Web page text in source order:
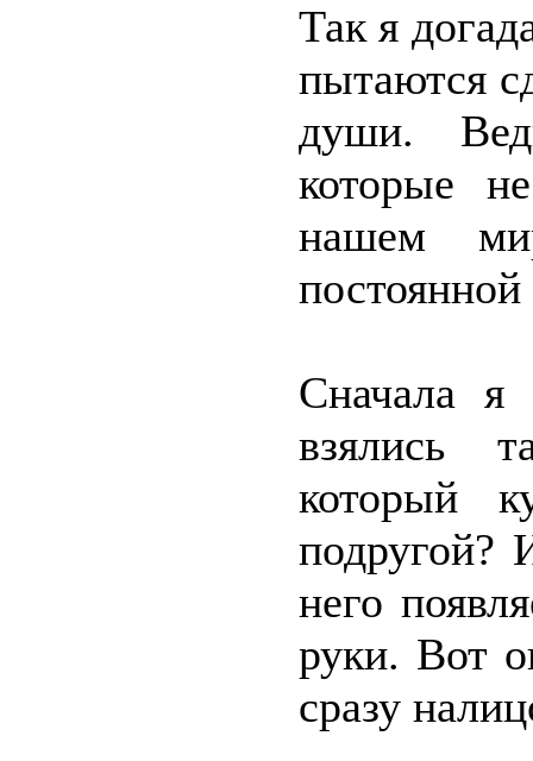
Так я
пытаются
души.
которые
нашем
Сначала я
взялись
который
подругой?
него
руки. Вот
сразу